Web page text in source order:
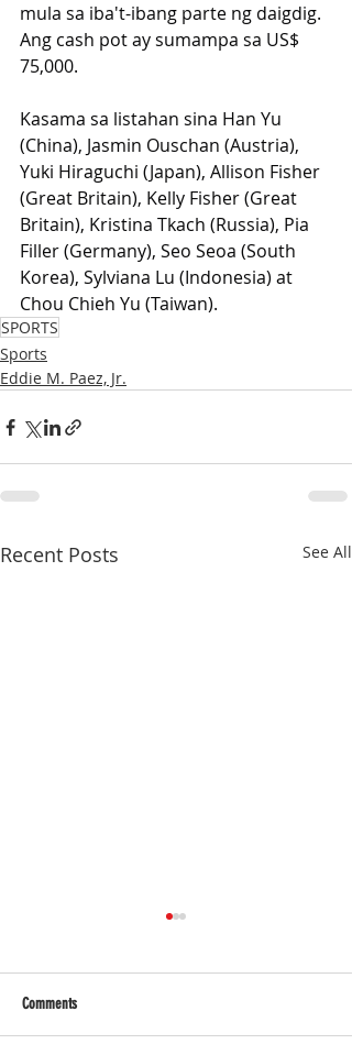
mula sa iba't-ibang parte ng daigdig.
Ang cash pot ay sumampa sa US$
75,000.
Kasama sa listahan sina Han Yu
(China), Jasmin Ouschan (Austria),
Yuki Hiraguchi (Japan), Allison Fisher
(Great Britain), Kelly Fisher (Great
Britain), Kristina Tkach (Russia), Pia
Filler (Germany), Seo Seoa (South
Korea), Sylviana Lu (Indonesia) at
Chou Chieh Yu (Taiwan).
SPORTS
Sports
Eddie M. Paez, Jr.
Recent Posts See All
Comments